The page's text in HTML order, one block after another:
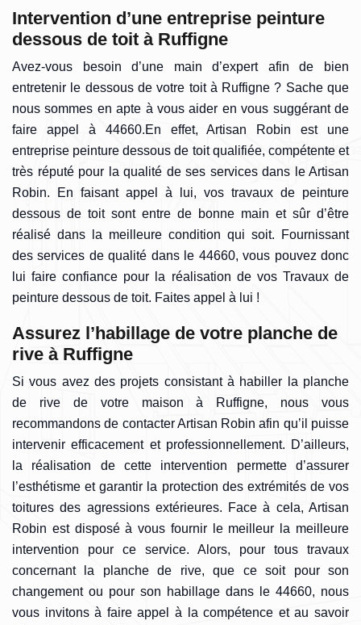
Intervention d’une entreprise peinture
dessous de toit à Ruffigne
Avez-vous besoin d’une main d’expert afin de bien
entretenir le dessous de votre toit à Ruffigne ? Sache que
nous sommes en apte à vous aider en vous suggérant de
faire appel à 44660.En effet, Artisan Robin est une
entreprise peinture dessous de toit qualifiée, compétente et
très réputé pour la qualité de ses services dans le Artisan
Robin. En faisant appel à lui, vos travaux de peinture
dessous de toit sont entre de bonne main et sûr d’être
réalisé dans la meilleure condition qui soit. Fournissant
des services de qualité dans le 44660, vous pouvez donc
lui faire confiance pour la réalisation de vos Travaux de
peinture dessous de toit. Faites appel à lui !
Assurez l’habillage de votre planche de
rive à Ruffigne
Si vous avez des projets consistant à habiller la planche
de rive de votre maison à Ruffigne, nous vous
recommandons de contacter Artisan Robin afin qu’il puisse
intervenir efficacement et professionnellement. D’ailleurs,
la réalisation de cette intervention permette d’assurer
l’esthétisme et garantir la protection des extrémités de vos
toitures des agressions extérieures. Face à cela, Artisan
Robin est disposé à vous fournir le meilleur la meilleure
intervention pour ce service. Alors, pour tous travaux
concernant la planche de rive, que ce soit pour son
changement ou pour son habillage dans le 44660, nous
vous invitons à faire appel à la compétence et au savoir